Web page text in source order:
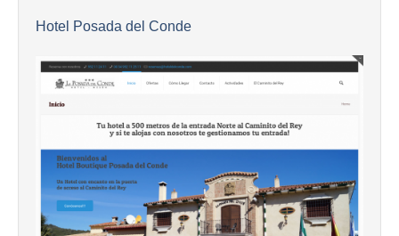
Hotel Posada del Conde